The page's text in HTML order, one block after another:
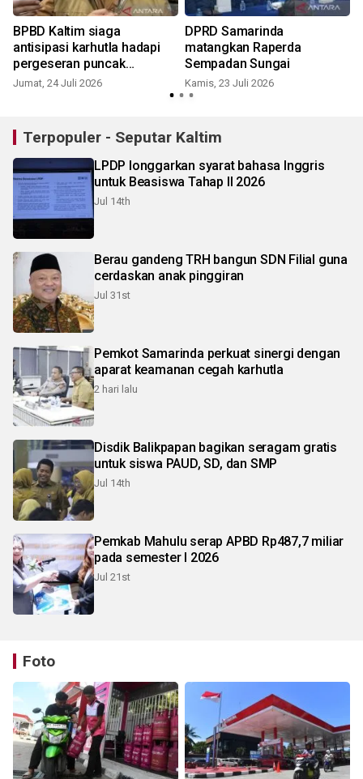
BPBD Kaltim siaga
antisipasi karhutla hadapi
pergeseran puncak
kemarau ekstrem
Jumat, 24 Juli 2026
DPRD Samarinda
matangkan Raperda
Sempadan Sungai
Kamis, 23 Juli 2026
Terpopuler - Seputar Kaltim
LPDP longgarkan syarat bahasa Inggris
untuk Beasiswa Tahap II 2026
Jul 14th
Berau gandeng TRH bangun SDN Filial guna
cerdaskan anak pinggiran
Jul 31st
Pemkot Samarinda perkuat sinergi dengan
aparat keamanan cegah karhutla
2 hari lalu
Disdik Balikpapan bagikan seragam gratis
untuk siswa PAUD, SD, dan SMP
Jul 14th
Pemkab Mahulu serap APBD Rp487,7 miliar
pada semester I 2026
Jul 21st
Foto